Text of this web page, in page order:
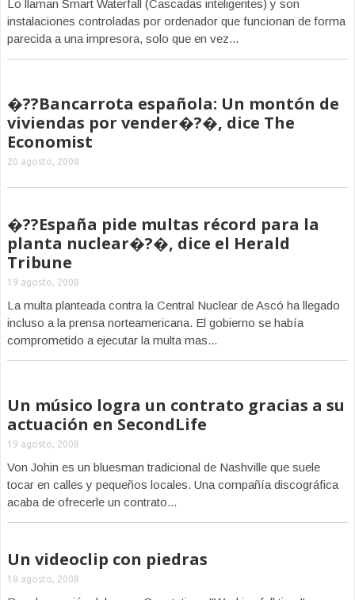
Lo llaman Smart Waterfall (Cascadas inteligentes) y son
instalaciones controladas por ordenador que funcionan de forma
parecida a una impresora, solo que en vez...
�??Bancarrota española: Un montón de
viviendas por vender�?�, dice The
Economist
20 agosto, 2008
�??España pide multas récord para la
planta nuclear�?�, dice el Herald
Tribune
19 agosto, 2008
La multa planteada contra la Central Nuclear de Ascó ha llegado
incluso a la prensa norteamericana. El gobierno se había
comprometido a ejecutar la multa mas...
Un músico logra un contrato gracias a su
actuación en SecondLife
19 agosto, 2008
Von Johin es un bluesman tradicional de Nashville que suele
tocar en calles y pequeños locales. Una compañía discográfica
acaba de ofrecerle un contrato...
Un videoclip con piedras
18 agosto, 2008